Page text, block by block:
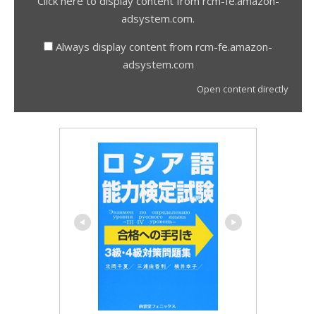
adsystem.com.
Always display content from rcm-fe.amazon-
adsystem.com
Open content directly